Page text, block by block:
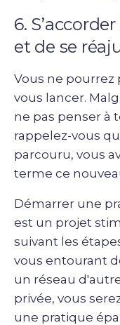
6.
et de se
Vous ne pourrez
vous lancer.
ne pas penser à
rappelez-vous
parcouru, vous
terme ce
Démarrer une
est un projet
suivant les
vous entourant
un réseau
privée, vous
une pratique